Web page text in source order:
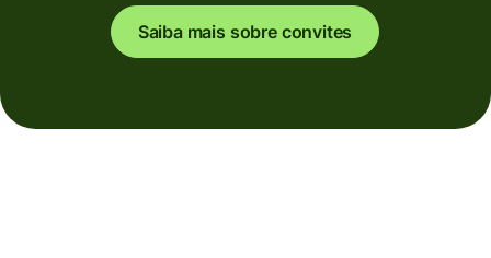
Saiba mais sobre convites